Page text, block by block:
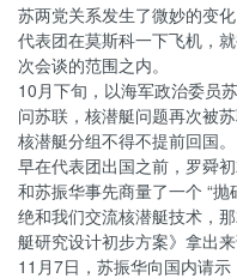
苏两党关系发生了微妙的变
代表团在莫斯科一下飞机，
次会谈的范围之内。
10月下旬，以海军政治委员
问苏联，核潜艇问题再次被
核潜艇分组不得不提前回国。
早在代表团出国之前，罗舜
和苏振华事先商量了一个 “
绝和我们交流核潜艇技术，
艇研究设计初步方案》拿出
11月7日，苏振华向国内请